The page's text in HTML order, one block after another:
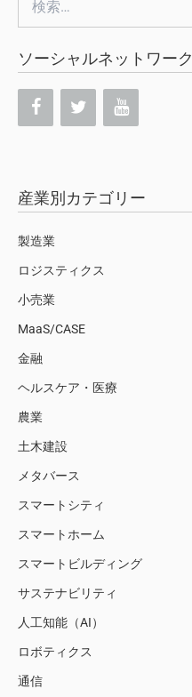
索:
ソーシャルネットワーク
産業別カテゴリー
製造業
ロジスティクス
小売業
MaaS/CASE
金融
ヘルスケア・医療
農業
土木建設
メタバース
スマートシティ
スマートホーム
スマートビルディング
サステナビリティ
人工知能（AI）
ロボティクス
通信